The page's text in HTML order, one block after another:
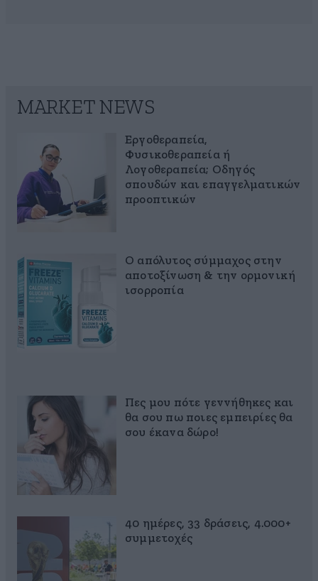
MARKET NEWS
Εργοθεραπεία,
Φυσικοθεραπεία ή
Λογοθεραπεία; Οδηγός
σπουδών και επαγγελματικών
προοπτικών
Ο απόλυτος σύμμαχος στην
αποτοξίνωση & την ορμονική
ισορροπία
Πες μου πότε γεννήθηκες και
θα σου πω ποιες εμπειρίες θα
σου έκανα δώρο!
40 ημέρες, 33 δράσεις, 4.000+
συμμετοχές